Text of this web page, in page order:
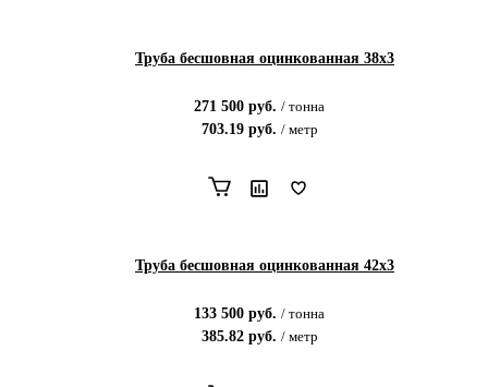
Труба бесшовная оцинкованная 38х3
271 500 руб. / тонна
703.19руб. / метр
Труба бесшовная оцинкованная 42х3
133 500 руб. / тонна
385.82руб. / метр